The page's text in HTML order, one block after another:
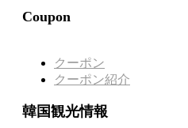
Coupon
クーポン
クーポン紹介
韓国観光情報